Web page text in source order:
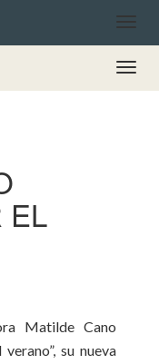
EL
Matilde Cano
su nueva